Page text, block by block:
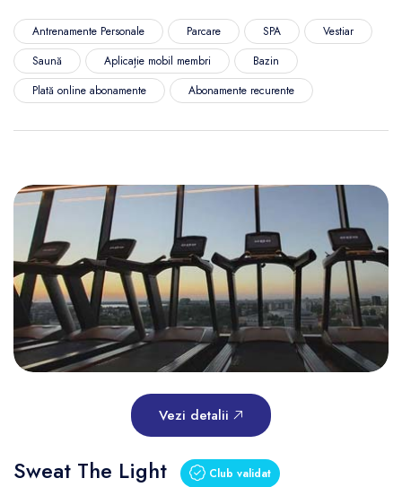
Antrenamente Personale Parcare SPA
Vestiar
Saună
Aplicație mobil membri
Bazin
Plată online abonamente
Abonamente recurente
Vezi detalii
Sweat The Light Club validat